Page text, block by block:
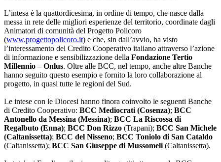
L’intesa è la quattordicesima, in ordine di tempo, che nasce dalla
messa in rete delle migliori esperienze del territorio, coordinate dagli
Animatori di comunità del Progetto Policoro
(www.progettopolicoro.it) e che, sin dall’avvio, ha visto
l’interessamento del Credito Cooperativo italiano attraverso l’azione
di informazione e sensibilizzazione della Fondazione Tertio
Millennio – Onlus. Oltre alle BCC, nel tempo, anche altre Banche
hanno seguito questo esempio e fornito la loro collaborazione al
progetto, in quasi tutte le regioni del Sud.
Le intese con le Diocesi hanno finora coinvolto le seguenti Banche
di Credito Cooperativo: BCC Mediocrati (Cosenza); BCC
Antonello da Messina (Messina); BCC La Riscossa di
Regalbuto (Enna); BCC Don Rizzo (Trapani); BCC San Michele
(Caltanissetta); BCC del Nisseno; BCC Toniolo di San Cataldo
(Caltanissetta); BCC San Giuseppe di Mussomeli (Caltanissetta).